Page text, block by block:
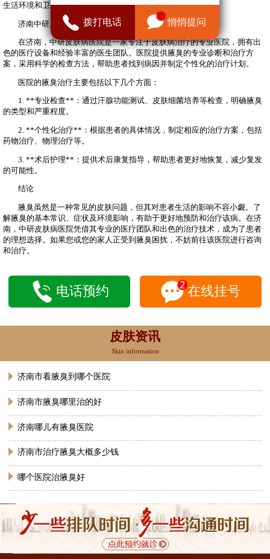
生活环境和卫生习惯是预防和缓解腋臭的重要措施。
济南中研皮肤病医院推荐
在济南，中研皮肤病医院是一家专注于皮肤病治疗的专业医院，拥有出
色的医疗设备和经验丰富的医生团队。医院提供腋臭的专业诊断和治疗方
案，采用科学的检查方法，帮助患者找到病因并制定个性化的治疗计划。
医院的腋臭治疗主要包括以下几个方面：
1. **专业检查**：通过汗腺功能测试、皮肤细菌培养等检查，明确腋臭
的类型和严重程度。
2. **个性化治疗**：根据患者的具体情况，制定相应的治疗方案，包括
药物治疗、物理治疗等。
3. **术后护理**：提供术后康复指导，帮助患者更好地恢复，减少复发
的可能性。
结论
腋臭虽然是一种常见的皮肤问题，但其对患者生活的影响不容小觑。了
解腋臭的基本常识、症状及环境影响，有助于更好地预防和治疗该病。在济
南，中研皮肤病医院凭借其专业的医疗团队和出色的治疗技术，成为了患者
的理想选择。如果您或您的家人正受到腋臭困扰，不妨前往该医院进行咨询
和治疗。
电话预约 在线挂号
皮肤资讯
Skin information
济南市看腋臭到哪个医院
济南市腋臭哪里治的好
济南哪儿有腋臭医院
济南市治疗腋臭大概多少钱
哪个医院治腋臭好
拨打电话 悄悄提问